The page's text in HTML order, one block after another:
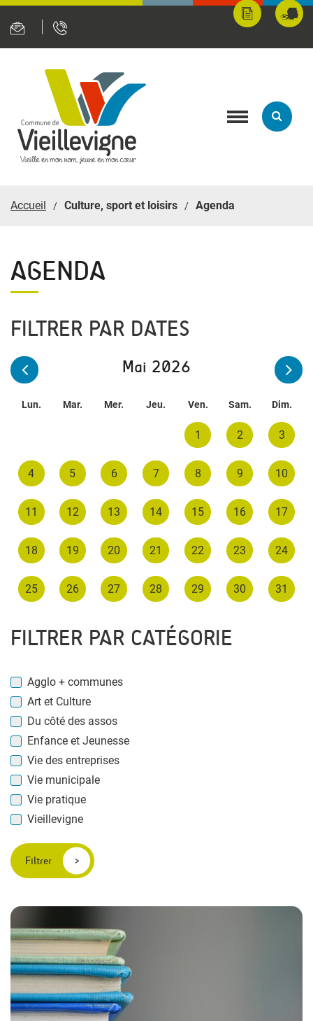
Mes
démarches
Toggle
Accueil Culture, sport et loisirs Agenda
AGENDA
FILTRER PAR DATES
Mai 2026
Lun. Mar. Mer. Jeu. Ven. Sam. Dim.
1 2 3
4 5 6 7 8 9 10
11 12 13 14 15 16 17
18 19 20 21 22 23 24
25 26 27 28 29 30 31
FILTRER PAR CATÉGORIE
Agglo + communes
Art et Culture
Du côté des assos
Enfance et Jeunesse
Vie des entreprises
Vie municipale
Vie pratique
Vieillevigne
Filtrer
Panneau de gestion des cookies